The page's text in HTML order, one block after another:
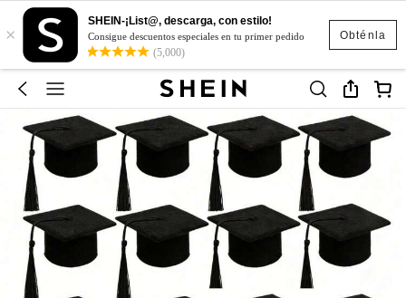
Obténla
×
SHEIN-¡List@, descarga, con estilo!
Consigue descuentos especiales en tu primer pedido
(5,000)